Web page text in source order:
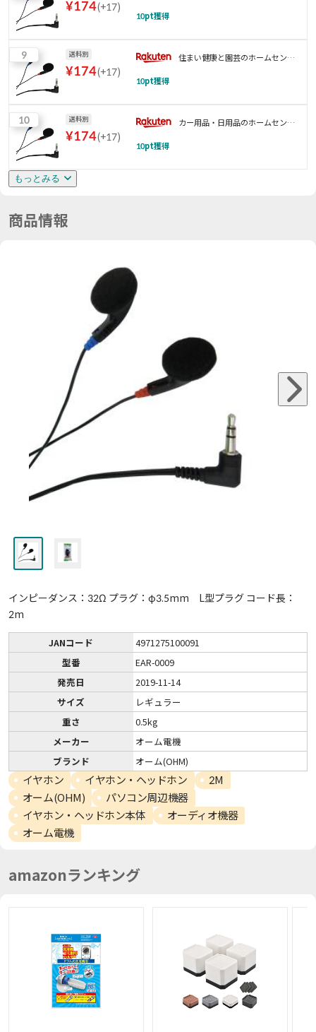
¥174(+17)
10pt獲得
9 送料別
¥174(+17)
住まい健康と園芸のホームセンタ
10pt獲得
10 送料別
¥174(+17)
カー用品・日用品のホームセンタ
10pt獲得
もっとみる
商品情報
インピーダンス：32Ω プラグ：φ3.5mm L型プラグ コード長：
2m
JANコード
4971275100091
型番
EAR-0009
発売日
2019-11-14
サイズ
レギュラー
重さ
0.5kg
メーカー
オーム電機
ブランド
オーム(OHM)
イヤホン イヤホン・ヘッドホン
2M
オーム(OHM)
パソコン周辺機器
イヤホン・ヘッドホン本体
オーディオ機器
オーム電機
amazonランキング